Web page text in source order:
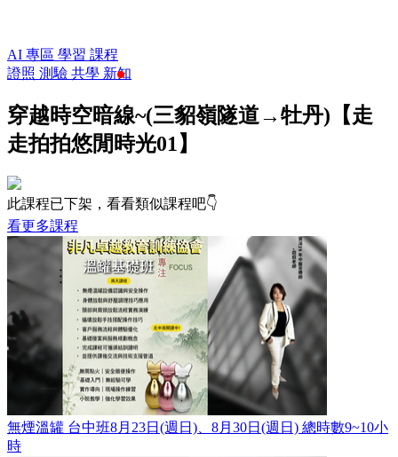
AI 專區 學習 課程
證照 測驗 共學 新知
穿越時空暗線~(三貂嶺隧道→牡丹)【走
走拍拍悠閒時光01】
此課程已下架，看看類似課程吧👇
看更多課程
無煙溫罐 台中班8月23日(週日)、8月30日(週日) 總時數9~10小
時